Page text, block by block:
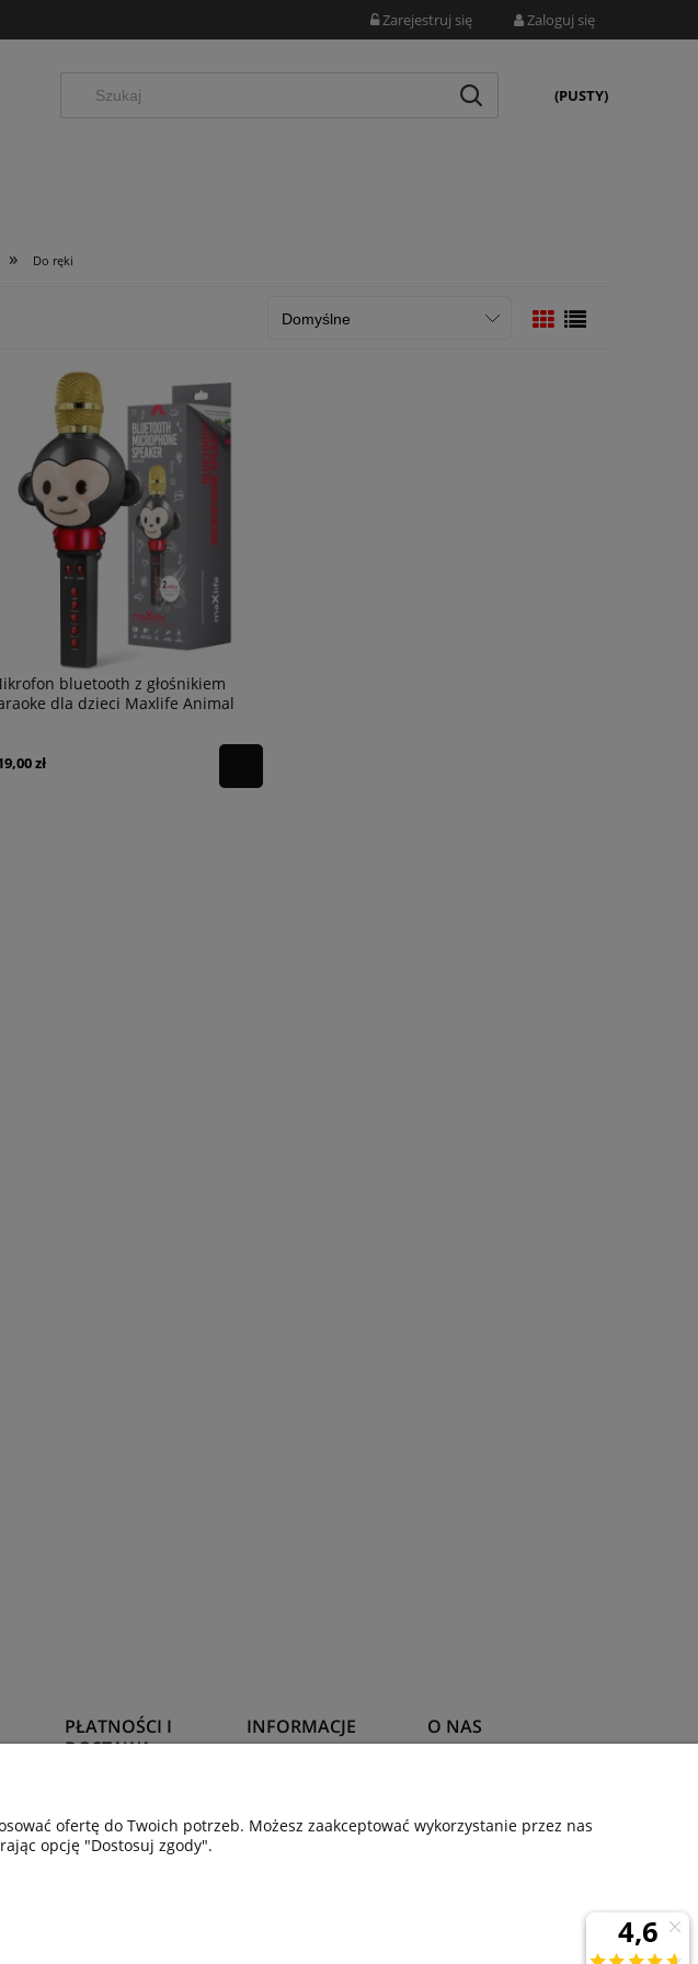
Zarejestruj się Zaloguj się
(PUSTY)
» Do ręki
bluetooth z głośnikiem
dla dzieci Maxlife Animal
zł
PŁATNOŚCI I
DOSTAWA
Formy płatności
Czas i koszty dostawy
INFORMACJE
Polityka prywatności
O NAS
O firmie
ofertę do Twoich potrzeb. Możesz zaakceptować wykorzystanie przez nas
opcję "Dostosuj zgody".